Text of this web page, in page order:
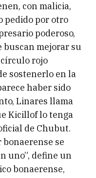
con malicia,
pedido por otro
poderoso,
buscan mejorar su
rojo
sostenerlo en la
haber sido
Linares llama
Kicillof lo tenga
de Chubut.
se
uno”, define un
bonaerense,